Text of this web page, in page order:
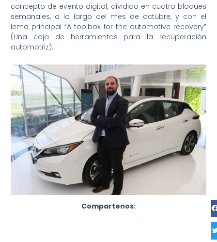
concepto de evento digital, dividido en cuatro bloques
semanales, a lo largo del mes de octubre, y con el
lema principal “A toolbox for the automotive recovery”
(Una caja de herramientas para la recuperación
automotriz).
Compartenos: